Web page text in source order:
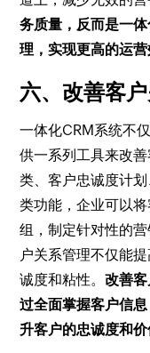
务质量，反而是一
理，实现更高的运营
六、改善客
一体化CRM系统不
供一系列工具来改
类、客户忠诚度计
类功能，企业可以
组，制定针对性的
户关系管理不仅能
诚度和粘性。改善
过全面掌握客户信
升客户的忠诚度和价